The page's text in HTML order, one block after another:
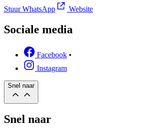
Stuur WhatsApp
Website
Sociale media
Facebook •
Instagram
Snel naar
Snel naar